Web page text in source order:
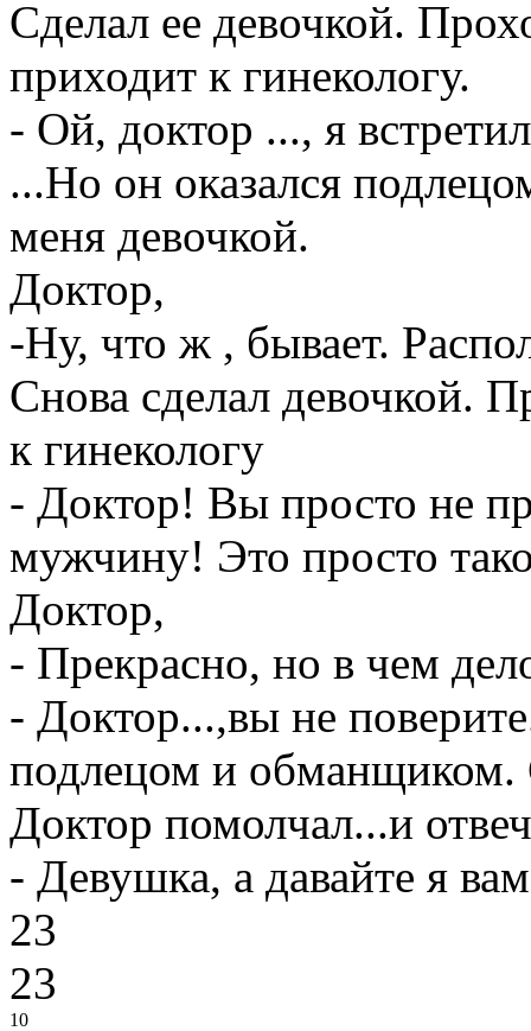
Сделал ее девочкой.
приходит к гинекологу.
- Ой, доктор ..., я
...Но он оказался
меня девочкой.
Доктор,
-Ну, что ж , бывает.
Снова сделал девочкой.
к гинекологу
- Доктор! Вы просто не
мужчину! Это просто
Доктор,
- Прекрасно, но в чем
- Доктор...,вы не
подлецом и обманщиком.
Доктор помолчал...и
- Девушка, а давайте я
23
23
10